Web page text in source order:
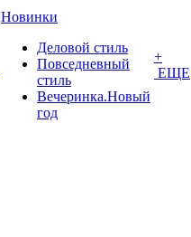
Новинки
Деловой стиль
Повседневный
стиль
Вечеринка.Новый
год
+
ЕЩЕ